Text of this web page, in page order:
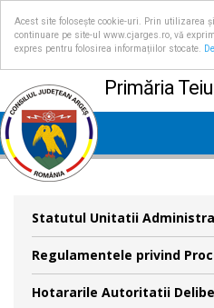
Acest site folosește cookie-uri. Prin utilizarea
continuare pe site-ul www.cjarges.ro, vă
expres pentru folosirea informațiilor stocate.
Primăria Teiu
Statutul Unitatii
Regulamentele privind
Hotararile Autoritatii